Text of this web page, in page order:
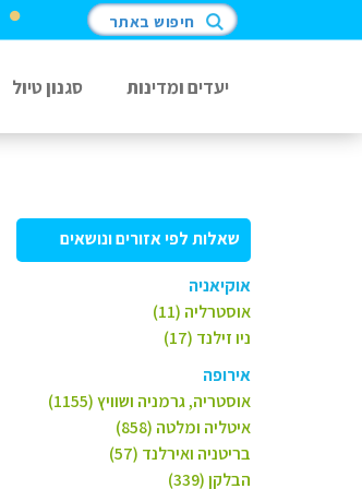
חיפוש באתר
יעדים ומדינות סגנון טיול
שאלות לפי אזורים ונושאים
אוקיאניה
אוסטרליה (11)
ניו זילנד (17)
אירופה
אוסטריה, גרמניה ושוויץ (1155)
איטליה ומלטה (858)
בריטניה ואירלנד (57)
הבלקן (339)